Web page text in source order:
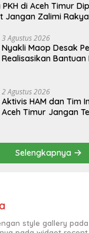
di Aceh Timur
Jangan Zalimi
3 Agustus 2026
Nyakli Maop Desak
Realisasikan
2 Agustus 2026
Aktivis HAM dan Tim
Aceh Timur Jangan
Selengkapnya
style gallery